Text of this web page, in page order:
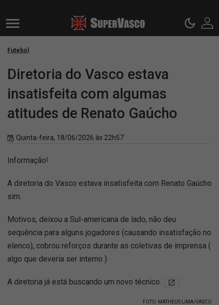
Futebol
Diretoria do Vasco estava
insatisfeita com algumas
atitudes de Renato Gaúcho
Quinta-feira, 18/06/2026 às 22h57
Informação!
A diretoria do Vasco estava insatisfeita com Renato Gaúcho
sim.
Motivos, deixou a Sul-americana de lado, não deu
sequência para alguns jogadores (causando insatisfação no
elenco), cobrou reforços durante as coletivas de imprensa (
algo que deveria ser interno )
A diretoria já está buscando um novo técnico.
FOTO: MATHEUS LIMA/VASCO